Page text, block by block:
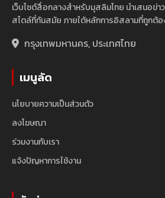
เว็บไซต์สื่อกลางสำหรับมุสลิมไทย นำเสนอข่า
สไตล์ที่ทันสมัย ภายใต้หลักการอิสลามที่ถูกต้
กรุงเทพมหานคร, ประเทศไทย
เมนูลัด
นโยบายความเป็นส่วนตัว
ลงโฆษณา
ร่วมงานกับเรา
แจ้งปัญหาการใช้งาน